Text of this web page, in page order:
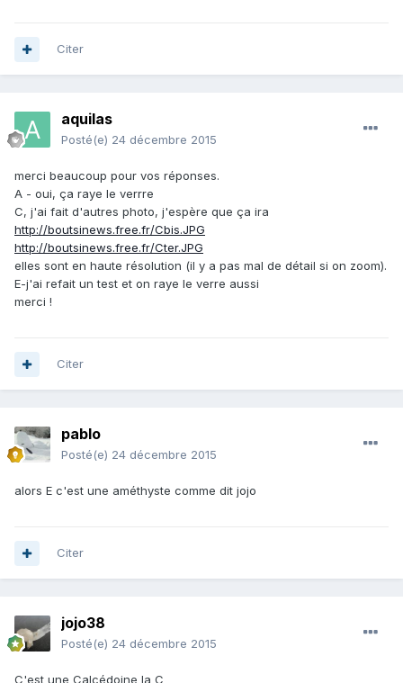
Citer
aquilas
Posté(e) 24 décembre 2015
merci beaucoup pour vos réponses.
A - oui, ça raye le verrre
C, j'ai fait d'autres photo, j'espère que ça ira
http://boutsinews.free.fr/Cbis.JPG
http://boutsinews.free.fr/Cter.JPG
elles sont en haute résolution (il y a pas mal de détail si on zoom).
E-j'ai refait un test et on raye le verre aussi
merci !
Citer
pablo
Posté(e) 24 décembre 2015
alors E c'est une améthyste comme dit jojo
Citer
jojo38
Posté(e) 24 décembre 2015
C'est une Calcédoine la C